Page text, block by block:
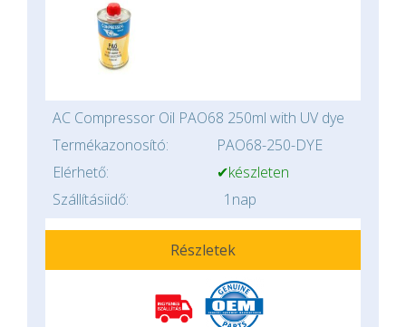
AC Compressor Oil PAO68 250ml with UV dye
Termékazonosító:
PAO68-250-DYE
Elérhető:
✔készleten
Szállításiidő:
1nap
Részletek